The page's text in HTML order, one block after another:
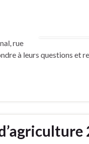
rue
à leurs questions et